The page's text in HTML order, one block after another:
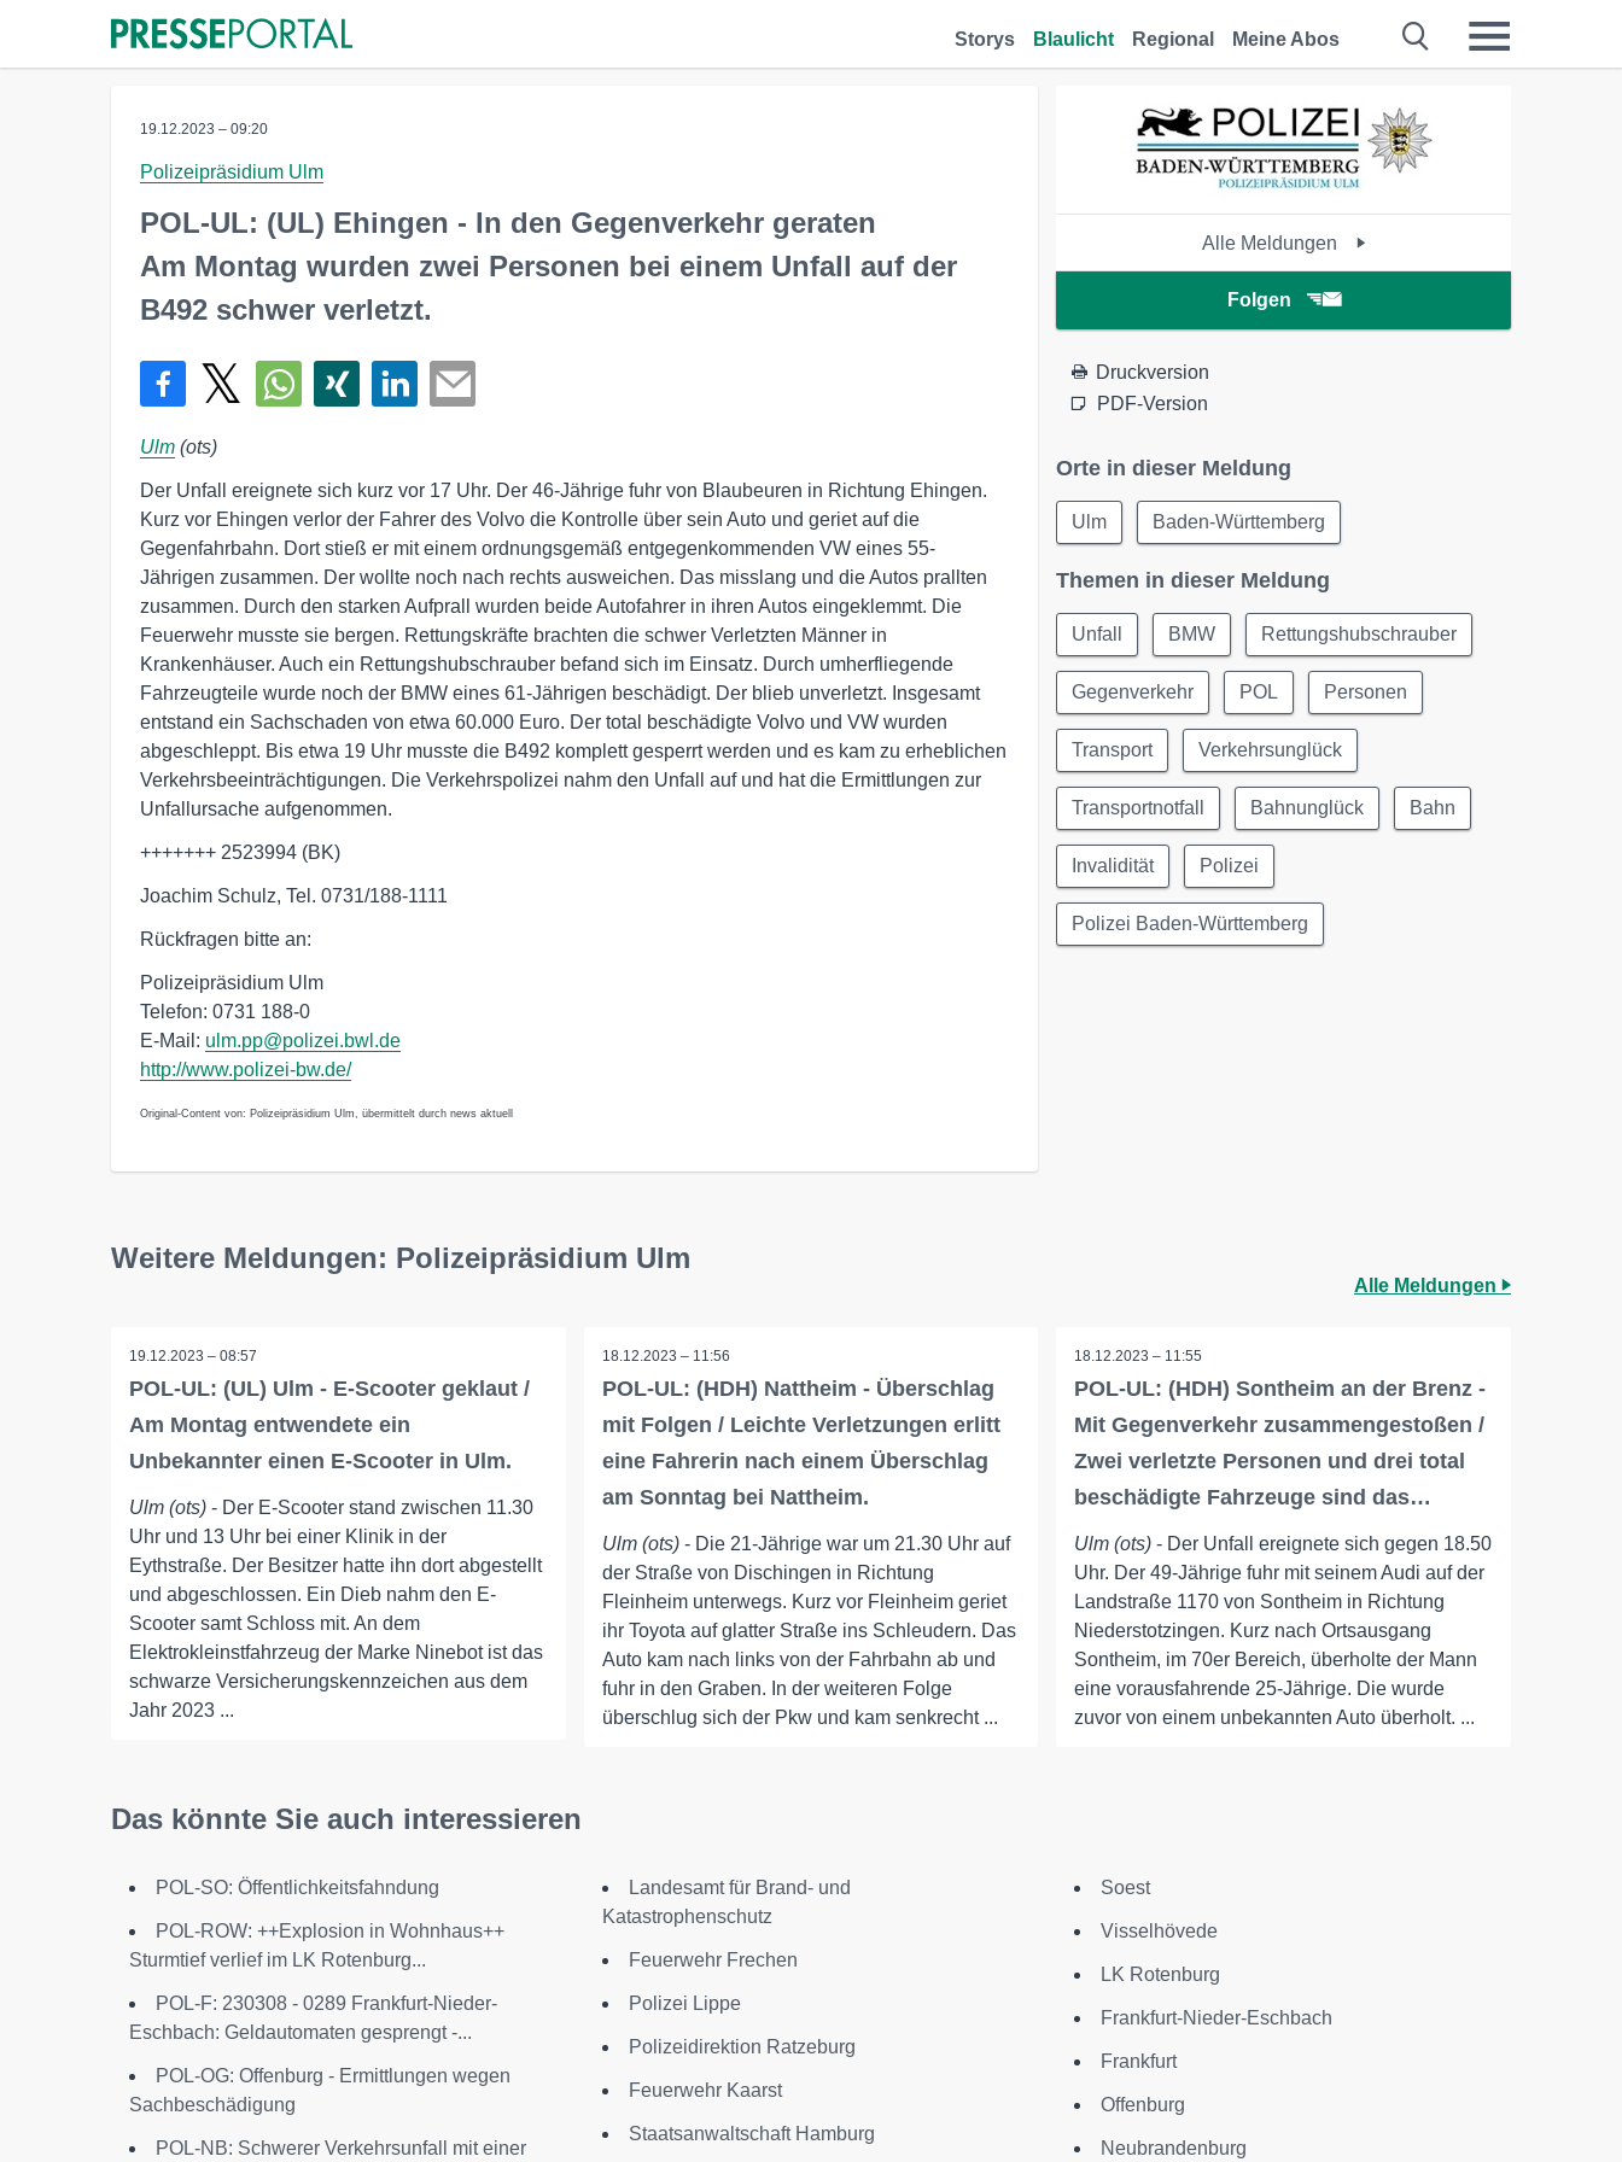
Storys Blaulicht Regional Meine Abos
19.12.2023 – 09:20
Polizeipräsidium Ulm
POL-UL: (UL) Ehingen - In den Gegenverkehr geraten
Am Montag wurden zwei Personen bei einem Unfall auf der
B492 schwer verletzt.
Ulm (ots)
Der Unfall ereignete sich kurz vor 17 Uhr. Der 46-Jährige fuhr von Blaubeuren in Richtung Ehingen.
Kurz vor Ehingen verlor der Fahrer des Volvo die Kontrolle über sein Auto und geriet auf die
Gegenfahrbahn. Dort stieß er mit einem ordnungsgemäß entgegenkommenden VW eines 55-
Jährigen zusammen. Der wollte noch nach rechts ausweichen. Das misslang und die Autos prallten
zusammen. Durch den starken Aufprall wurden beide Autofahrer in ihren Autos eingeklemmt. Die
Feuerwehr musste sie bergen. Rettungskräfte brachten die schwer Verletzten Männer in
Krankenhäuser. Auch ein Rettungshubschrauber befand sich im Einsatz. Durch umherfliegende
Fahrzeugteile wurde noch der BMW eines 61-Jährigen beschädigt. Der blieb unverletzt. Insgesamt
entstand ein Sachschaden von etwa 60.000 Euro. Der total beschädigte Volvo und VW wurden
abgeschleppt. Bis etwa 19 Uhr musste die B492 komplett gesperrt werden und es kam zu erheblichen
Verkehrsbeeinträchtigungen. Die Verkehrspolizei nahm den Unfall auf und hat die Ermittlungen zur
Unfallursache aufgenommen.
+++++++ 2523994 (BK)
Joachim Schulz, Tel. 0731/188-1111
Rückfragen bitte an:
Polizeipräsidium Ulm
Telefon: 0731 188-0
E-Mail: ulm.pp@polizei.bwl.de
http://www.polizei-bw.de/
Original-Content von: Polizeipräsidium Ulm, übermittelt durch news aktuell
Alle Meldungen
Folgen
Druckversion
PDF-Version
Orte in dieser Meldung
Ulm Baden-Württemberg
Themen in dieser Meldung
Unfall BMW Rettungshubschrauber
Gegenverkehr POL Personen
Transport Verkehrsunglück
Transportnotfall Bahnunglück Bahn
Invalidität Polizei
Polizei Baden-Württemberg
Weitere Meldungen: Polizeipräsidium Ulm
Alle Meldungen
19.12.2023 – 08:57
POL-UL: (UL) Ulm - E-Scooter geklaut /
Am Montag entwendete ein
Unbekannter einen E-Scooter in Ulm.
Ulm (ots) - Der E-Scooter stand zwischen 11.30
Uhr und 13 Uhr bei einer Klinik in der
Eythstraße. Der Besitzer hatte ihn dort abgestellt
und abgeschlossen. Ein Dieb nahm den E-
Scooter samt Schloss mit. An dem
Elektrokleinstfahrzeug der Marke Ninebot ist das
schwarze Versicherungskennzeichen aus dem
Jahr 2023 ...
18.12.2023 – 11:56
POL-UL: (HDH) Nattheim - Überschlag
mit Folgen / Leichte Verletzungen erlitt
eine Fahrerin nach einem Überschlag
am Sonntag bei Nattheim.
Ulm (ots)- Die 21-Jährige war um 21.30 Uhr auf
der Straße von Dischingen in Richtung
Fleinheim unterwegs. Kurz vor Fleinheim geriet
ihr Toyota auf glatter Straße ins Schleudern. Das
Auto kam nach links von der Fahrbahn ab und
fuhr in den Graben. In der weiteren Folge
überschlug sich der Pkw und kam senkrecht ...
18.12.2023 – 11:55
POL-UL: (HDH) Sontheim an der Brenz -
Mit Gegenverkehr zusammengestoßen /
Zwei verletzte Personen und drei total
beschädigte Fahrzeuge sind das…
Ulm (ots) - Der Unfall ereignete sich gegen 18.50
Uhr. Der 49-Jährige fuhr mit seinem Audi auf der
Landstraße 1170 von Sontheim in Richtung
Niederstotzingen. Kurz nach Ortsausgang
Sontheim, im 70er Bereich, überholte der Mann
eine vorausfahrende 25-Jährige. Die wurde
zuvor von einem unbekannten Auto überholt. ...
Das könnte Sie auch interessieren
POL-SO: Öffentlichkeitsfahndung
POL-ROW: ++Explosion in Wohnhaus++
Sturmtief verlief im LK Rotenburg...
POL-F: 230308 - 0289 Frankfurt-Nieder-
Eschbach: Geldautomaten gesprengt -...
POL-OG: Offenburg - Ermittlungen wegen
Sachbeschädigung
POL-NB: Schwerer Verkehrsunfall mit einer
Landesamt für Brand- und
Katastrophenschutz
Feuerwehr Frechen
Polizei Lippe
Polizeidirektion Ratzeburg
Feuerwehr Kaarst
Staatsanwaltschaft Hamburg
Soest
Visselhövede
LK Rotenburg
Frankfurt-Nieder-Eschbach
Frankfurt
Offenburg
Neubrandenburg